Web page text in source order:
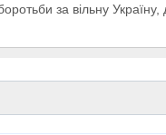
за вільну Україну,